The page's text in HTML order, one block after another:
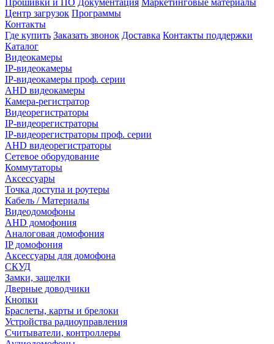
Прошивки и ПО Документация Маркетинговые материалы
Центр загрузок Программы
Контакты
Где купить Заказать звонок Доставка Контакты поддержки
Каталог
Видеокамеры
IP-видеокамеры
IP-видеокамеры проф. серии
AHD видеокамеры
Камера-регистратор
Видеорегистраторы
IP-видеорегистраторы
IP-видеорегистраторы проф. серии
AHD видеорегистраторы
Сетевое оборудование
Коммутаторы
Аксессуары
Точка доступа и роутеры
Кабель / Материалы
Видеодомофоны
AHD домофония
Аналоговая домофония
IP домофония
Аксессуары для домофона
СКУД
Замки, защелки
Дверные доводчики
Кнопки
Браслеты, карты и брелоки
Устройства радиоуправления
Считыватели, контроллеры